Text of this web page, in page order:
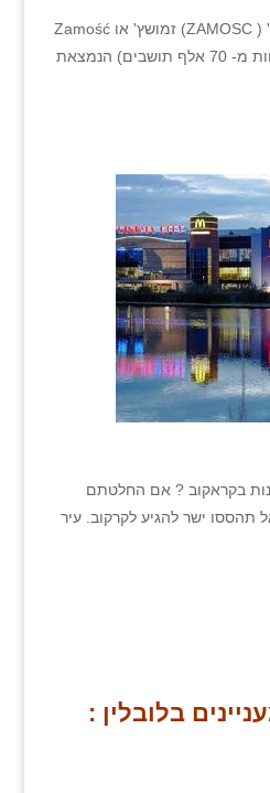
מרכזי קניות וחנויות בזמושץ' ( ZAMOSC) זמושץ' או Zamość
– היא עיירה קטנה (קצת פחות מ- 70 אלף תושבים) הנמצאת
בקראקוב ? אם החלטתם
תהססו ישר להגיע לקרקוב. עיר
בלובלין :